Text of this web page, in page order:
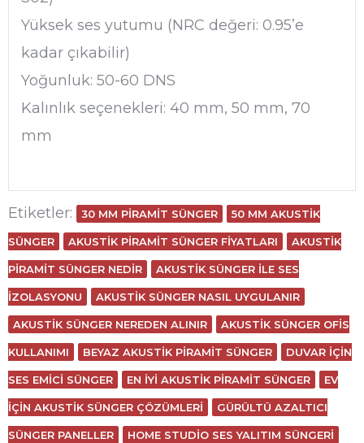
Yüksek ses yutumu (NRC değeri: 0.95’e
kadar çıkabilir)
Yoğunluk: 50-60 DNS
Kalınlık seçenekleri: 40 mm, 50 mm, 70
mm
Etiketler: 30 MM PIRAMIT SÜNGER 50 MM AKUSTIK
SÜNGER AKUSTIK PIRAMIT SÜNGER FIYATLARI AKUSTIK
PIRAMIT SÜNGER NEDIR AKUSTIK SÜNGER ILE SES
IZOLASYONU AKUSTIK SÜNGER NASIL UYGULANIR
AKUSTIK SÜNGER NEREDEN ALINIR AKUSTIK SÜNGER OFIS
KULLANIMI BEYAZ AKUSTIK PIRAMIT SÜNGER DUVAR IÇIN
SES EMICI SÜNGER EN IYI AKUSTIK PIRAMIT SÜNGER EV
IÇIN AKUSTIK SÜNGER ÇÖZÜMLERI GÜRÜLTÜ AZALTICI
SÜNGER PANELLER HOME STUDIO SES YALITIM SÜNGERI